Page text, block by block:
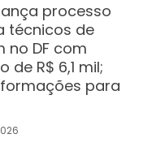
processo
técnicos de
no DF com
de R$ 6,1 mil;
para